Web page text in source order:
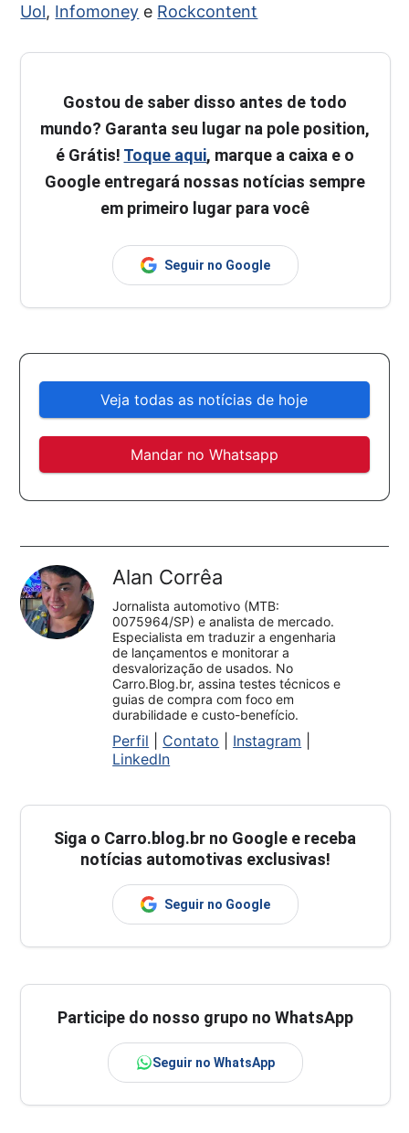
Uol, Infomoney e Rockcontent
Gostou de saber disso antes de todo
mundo? Garanta seu lugar na pole position,
é Grátis! Toque aqui, marque a caixa e o
Google entregará nossas notícias sempre
em primeiro lugar para você
Seguir no Google
Veja todas as notícias de hoje
Mandar no Whatsapp
Alan Corrêa
Jornalista automotivo (MTB:
0075964/SP) e analista de mercado.
Especialista em traduzir a engenharia
de lançamentos e monitorar a
desvalorização de usados. No
Carro.Blog.br, assina testes técnicos e
guias de compra com foco em
durabilidade e custo-benefício.
Perfil Contato Instagram
LinkedIn
Siga o Carro.blog.br no Google e receba
notícias automotivas exclusivas!
Seguir no Google
Participe do nosso grupo no WhatsApp
Seguir no WhatsApp